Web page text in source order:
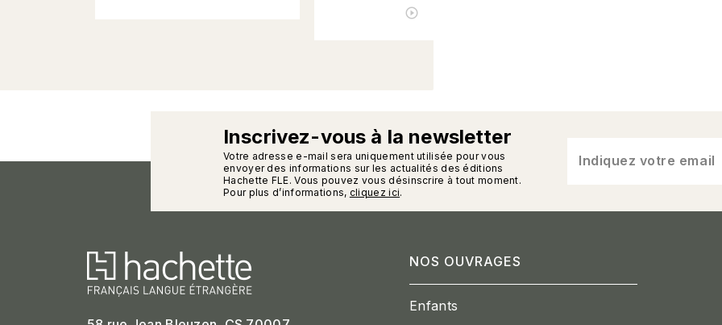
play_circle_outline
calmann_enveloppe
Inscrivez-vous à la newsletter
Votre adresse e-mail sera uniquement utilisée pour vous
envoyer des informations sur les actualités des éditions
Hachette FLE. Vous pouvez vous désinscrire à tout moment.
Pour plus d’informations, cliquez ici.
Indiquez votre email
NOS OUVRAGES
Enfants